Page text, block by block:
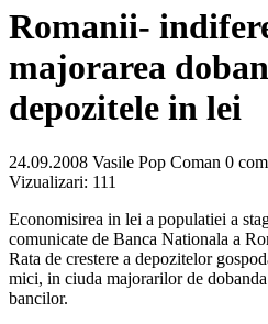
Romanii-
majorarea
depozitele in lei
24.09.2008 Vasile Pop Coman 0
Vizualizari: 111
Economisirea in lei a populatiei a
comunicate de Banca Nationala a
Rata de crestere a depozitelor
mici, in ciuda majorarilor de
bancilor.